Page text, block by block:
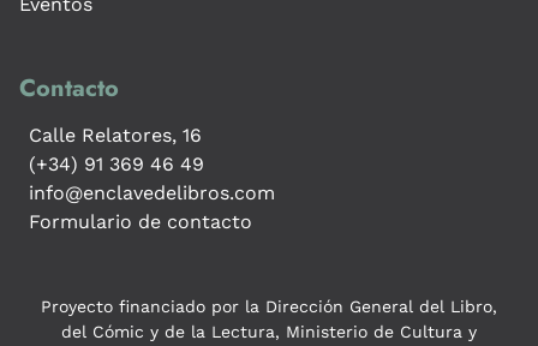
Contacto
Calle Relatores, 16
(+34) 91 369 46 49
info@enclavedelibros.com
Formulario de contacto
Proyecto financiado por la Dirección General del Libro,
del Cómic y de la Lectura, Ministerio de Cultura y